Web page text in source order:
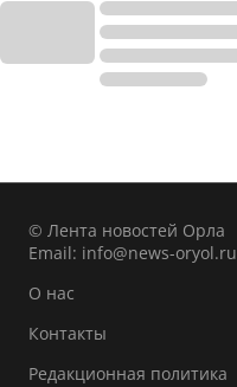
© Лента новостей Орла
Email: info@news-oryol.ru
О нас
Контакты
Редакционная политика